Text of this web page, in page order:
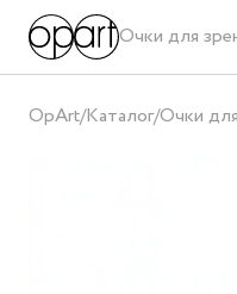
Очки для
OpArt/Каталог/Очки